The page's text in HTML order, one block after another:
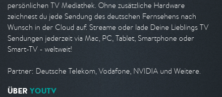
persönlichen TV Mediathek. Ohne zusätzliche Hardware
zeichnest du jede Sendung des deutschen Fernsehens nach
Wunsch in der Cloud auf. Streame oder lade Deine Lieblings TV
Sendungen jederzeit via Mac, PC, Tablet, Smartphone oder
Smart-TV - weltweit!
Partner: Deutsche Telekom, Vodafone, NVIDIA und Weitere.
ÜBER YOUTV